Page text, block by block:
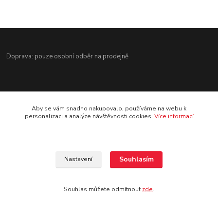
Doprava: pouze osobní odběr na prodejně
596 236 147
Aby se vám snadno nakupovalo, používáme na webu k
personalizaci a analýze návštěvnosti cookies. Více informací
Nastavení Souhlasím
Souhlas můžete odmítnout zde.